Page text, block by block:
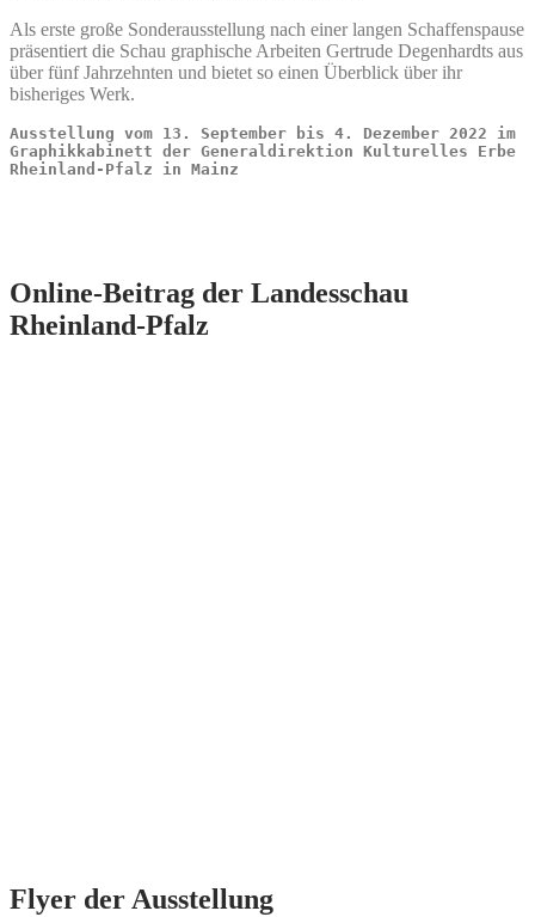
Als erste große Sonderausstellung nach einer langen Schaffenspause
präsentiert die Schau graphische Arbeiten Gertrude Degenhardts aus
über fünf Jahrzehnten und bietet so einen Überblick über ihr
bisheriges Werk.
Ausstellung vom 13. September bis 4. Dezember 2022 im
Graphikkabinett der Generaldirektion Kulturelles Erbe
Rheinland-Pfalz in Mainz
Online-Beitrag der Landesschau
Rheinland-Pfalz
Flyer der Ausstellung